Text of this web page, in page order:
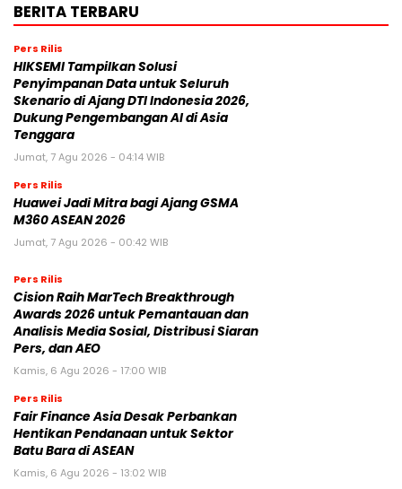
BERITA TERBARU
Pers Rilis
HIKSEMI Tampilkan Solusi
Penyimpanan Data untuk Seluruh
Skenario di Ajang DTI Indonesia 2026,
Dukung Pengembangan AI di Asia
Tenggara
Jumat, 7 Agu 2026 - 04:14 WIB
Pers Rilis
Huawei Jadi Mitra bagi Ajang GSMA
M360 ASEAN 2026
Jumat, 7 Agu 2026 - 00:42 WIB
Pers Rilis
Cision Raih MarTech Breakthrough
Awards 2026 untuk Pemantauan dan
Analisis Media Sosial, Distribusi Siaran
Pers, dan AEO
Kamis, 6 Agu 2026 - 17:00 WIB
Pers Rilis
Fair Finance Asia Desak Perbankan
Hentikan Pendanaan untuk Sektor
Batu Bara di ASEAN
Kamis, 6 Agu 2026 - 13:02 WIB